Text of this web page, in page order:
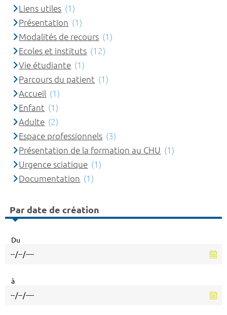
Liens utiles (1)
Présentation (1)
Modalités de recours (1)
Ecoles et instituts (12)
Vie étudiante (1)
Parcours du patient (1)
Accueil (1)
Enfant (1)
Adulte (2)
Espace professionnels (3)
Présentation de la formation au CHU (1)
Urgence sciatique (1)
Documentation (1)
Par date de création
Du
à